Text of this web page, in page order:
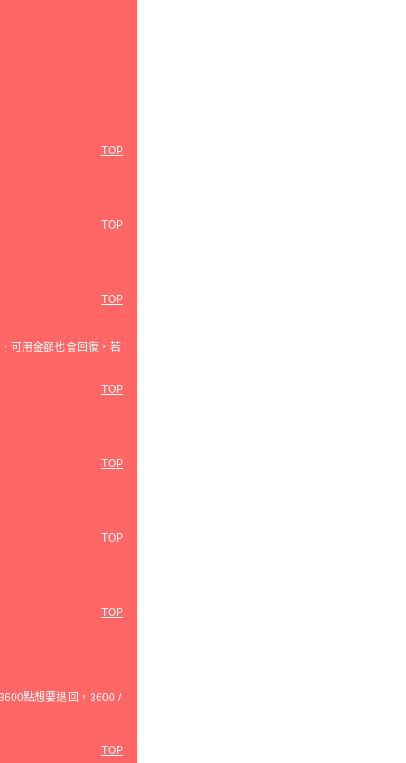
TOP
TOP
TOP
可用金額也會回復，若
TOP
TOP
TOP
TOP
點想要退回，3600 /
TOP